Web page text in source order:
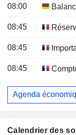
08:00
08:45
08:45
08:45
Agenda
Calendrier des